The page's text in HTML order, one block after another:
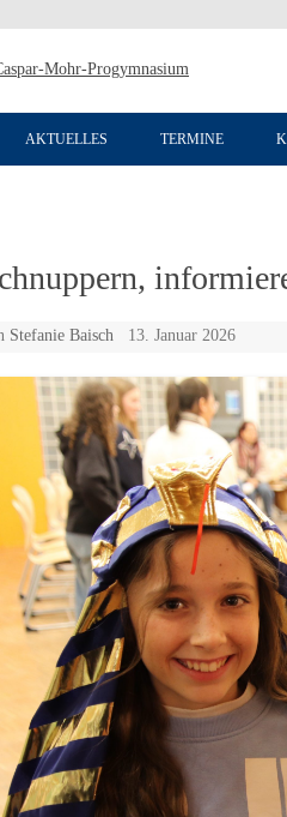
AKTUELLES TERMINE
Stefanie Baisch 13. Januar 2026